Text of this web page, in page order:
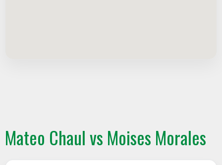
Mateo Chaul vs Moises Morales